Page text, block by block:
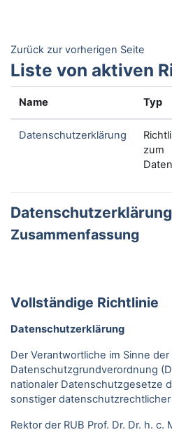
Zurück zur vorherigen Seite
Liste von aktiven
Name Typ
Datenschutzerklärung
zum
Datenschutzerklärung
Zusammenfassung
Vollständige Richtlinie
Datenschutzerklärung
Der Verantwortliche im Sinne der
Datenschutzgrundverordnung
nationaler Datenschutzgesetze
sonstiger
Rektor der RUB Prof. Dr. Dr. h. c.